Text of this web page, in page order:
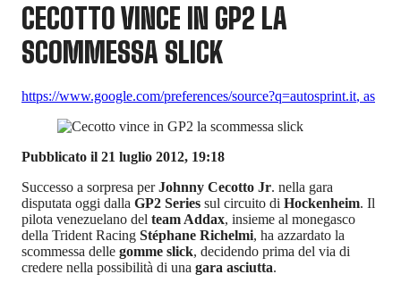
CECOTTO VINCE IN GP2 LA
SCOMMESSA SLICK
https://www.google.com/preferences/source?q=autosprint.it, as
Pubblicato il 21 luglio 2012, 19:18
Successo a sorpresa perJohnny Cecotto Jr. nella gara
disputata oggi dalla GP2 Series sul circuito di Hockenheim. Il
pilota venezuelano del team Addax, insieme al monegasco
della Trident Racing Stéphane Richelmi, ha azzardato la
scommessa delle gomme slick, decidendo prima del via di
credere nella possibilità di una gara asciutta.